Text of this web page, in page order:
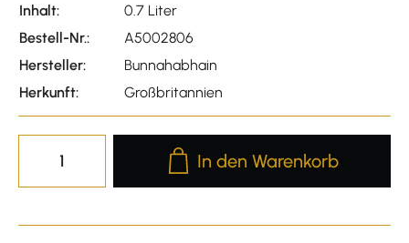
Inhalt:
0.7 Liter
Bestell-Nr.:
A5002806
Hersteller:
Bunnahabhain
Herkunft:
Großbritannien
Produkt Anzahl: Gib den
In den Warenkorb